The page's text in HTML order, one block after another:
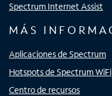
Spectrum Internet Assist
MÁS
Aplicaciones de Spectrum
Hotspots de Spectrum WiFi
Centro de recursos